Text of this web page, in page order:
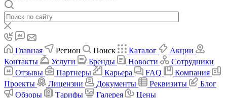
Главная Регион Поиск Каталог
Акции
Контакты
Услуги Бренды Новости
Сотрудники
Отзывы
Партнеры Карьера FAQ
Компания
Проекты
Лицензии Документы Реквизиты
Блог
Обзоры
Тарифы Галерея Цены